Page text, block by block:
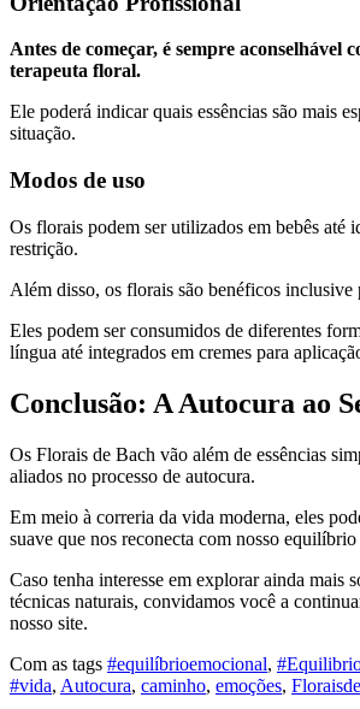
Antes de começar, é sempre aconselhável
terapeuta floral.
Ele poderá indicar quais essências são mais
situação.
Modos de uso
Os florais podem ser utilizados em bebês até
restrição.
Além disso, os florais são benéficos inclusive
Eles podem ser consumidos de diferentes
língua até integrados em cremes para
Conclusão: A Autocura ao
Os Florais de Bach vão além de essências
aliados no processo de autocura.
Em meio à correria da vida moderna, eles
suave que nos reconecta com nosso
Caso tenha interesse em explorar ainda mais
técnicas naturais, convidamos você a
nosso site.
Com as tags #equilíbrioemocional,
#vida, Autocura, caminho, emoções,